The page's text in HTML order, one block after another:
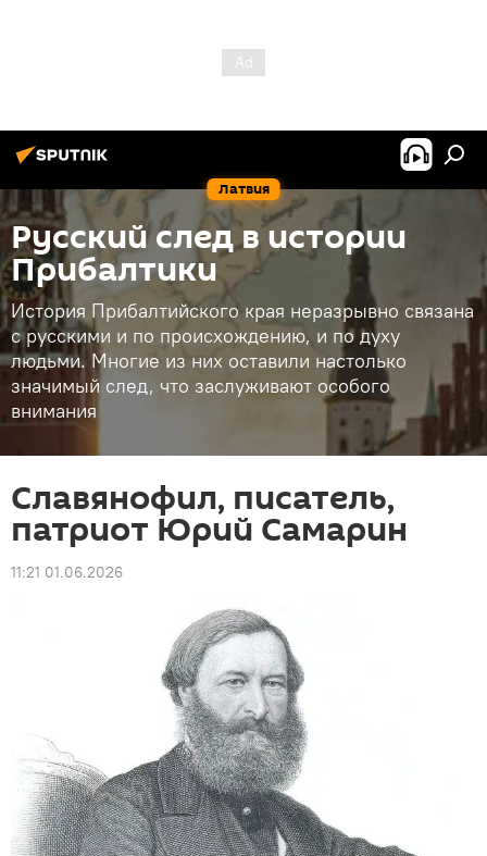
Латвия
Русский след в истории
Прибалтики
История Прибалтийского края неразрывно связана
с русскими и по происхождению, и по духу
людьми. Многие из них оставили настолько
значимый след, что заслуживают особого
внимания
Славянофил, писатель,
патриот Юрий Самарин
11:21 01.06.2026